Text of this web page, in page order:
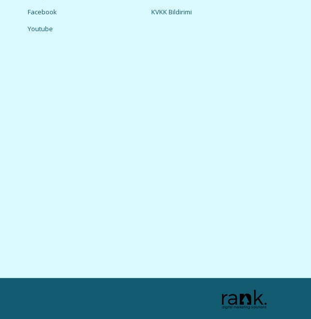
Facebook
Youtube
KVKK Bildirimi